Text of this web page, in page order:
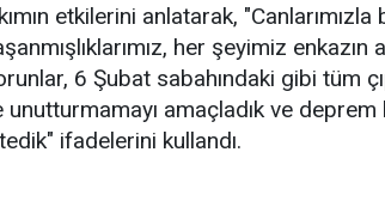
etkilerini anlatarak,
her şeyimiz
6 Şubat sabahındaki gibi tüm
unutturmamayı amaçladık ve
ifadelerini kullandı.